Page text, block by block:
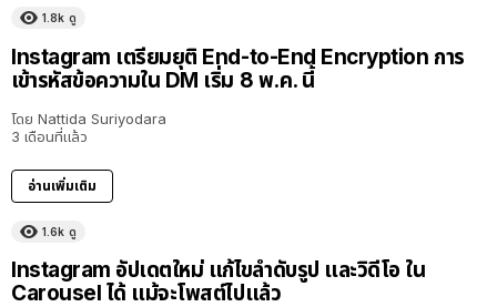
1.8k ดู
Instagram เตรียมยุติ End-to-End Encryption การ
เข้ารหัสข้อความใน DM เริ่ม 8 พ.ค. นี้
โดย Nattida Suriyodara
3 เดือนที่แล้ว
อ่านเพิ่มเติม
1.6k ดู
Instagram อัปเดตใหม่ แก้ไขลำดับรูป และวิดีโอ ใน
Carousel ได้ แม้จะโพสต์ไปแล้ว